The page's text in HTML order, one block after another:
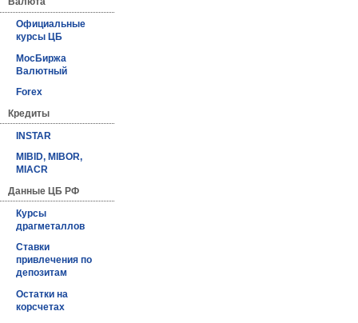
Официальные
курсы ЦБ
МосБиржа
Валютный
Forex
Кредиты
INSTAR
MIBID, MIBOR,
MIACR
Данные ЦБ РФ
Курсы
драгметаллов
Ставки
привлечения по
депозитам
Остатки на
корсчетах